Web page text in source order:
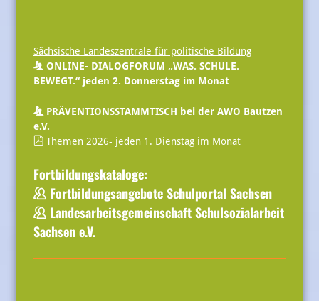
Sächsische Landeszentrale für politische Bildung
ONLINE- DIALOGFORUM „WAS. SCHULE.
BEWEGT.“ jeden 2. Donnerstag im Monat
PRÄVENTIONSSTAMMTISCH bei der AWO Bautzen
e.V.
Themen 2026- jeden 1. Dienstag im Monat
Fortbildungskataloge:
Fortbildungsangebote Schulportal Sachsen
Landesarbeitsgemeinschaft Schulsozialarbeit
Sachsen e.V.